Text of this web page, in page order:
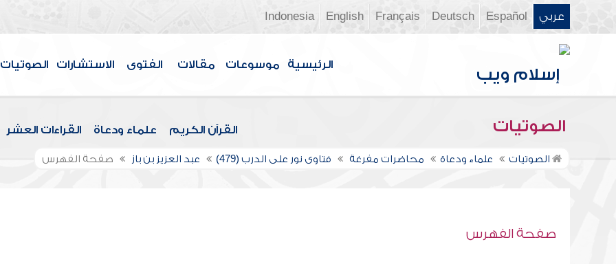
عربي Español
Deutsch
Français
English
Indonesia
الرئيسية موسوعات مقالات الفتوى الاستشارات الصوتيات
الصوتيات القرآن الكريم علماء ودعاة القراءات العشر
الصوتيات علماء ودعاة محاضرات مفرغة فتاوى نور على الدرب (479) عبد العزيز بن باز صفحة الفهرس
صفحة الفهرس